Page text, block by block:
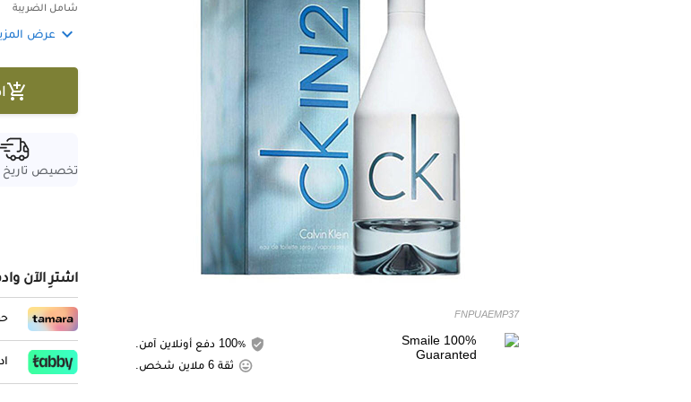
FNPUAEMP37
ثقة 6 ملاين شخص.
شامل الضريبة
 عرض

تخصيص تاريخ
اشترِ الآن